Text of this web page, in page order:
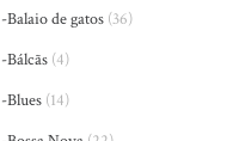
-Balaio de gatos (36)
-Bálcãs (4)
-Blues (14)